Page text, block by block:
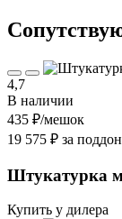
4,7
В наличии
435 ₽/мешок
19 575 ₽ за
Штукатурка
Купить у дилера